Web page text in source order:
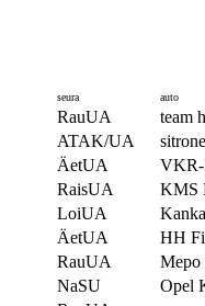
seura auto
RauUA
team
ATAK/UA
ÄetUA
RaisUA
KMS
LoiUA
ÄetUA
HH
RauUA
Mepo
NaSU
Opel